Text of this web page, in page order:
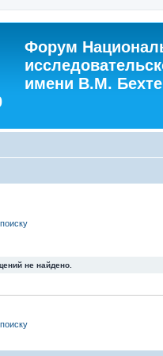
Форум
имени В.М.
не найдено.